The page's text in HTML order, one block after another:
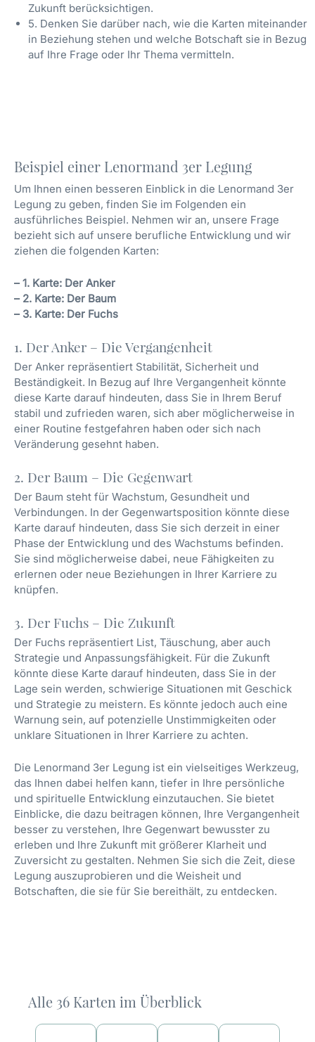
Zukunft berücksichtigen.
5. Denken Sie darüber nach, wie die Karten miteinander
in Beziehung stehen und welche Botschaft sie in Bezug
auf Ihre Frage oder Ihr Thema vermitteln.
Beispiel einer Lenormand 3er Legung
Um Ihnen einen besseren Einblick in die Lenormand 3er
Legung zu geben, finden Sie im Folgenden ein
ausführliches Beispiel. Nehmen wir an, unsere Frage
bezieht sich auf unsere berufliche Entwicklung und wir
ziehen die folgenden Karten:
– 1. Karte: Der Anker
– 2. Karte: Der Baum
– 3. Karte: Der Fuchs
1. Der Anker – Die Vergangenheit
Der Anker repräsentiert Stabilität, Sicherheit und
Beständigkeit. In Bezug auf Ihre Vergangenheit könnte
diese Karte darauf hindeuten, dass Sie in Ihrem Beruf
stabil und zufrieden waren, sich aber möglicherweise in
einer Routine festgefahren haben oder sich nach
Veränderung gesehnt haben.
2. Der Baum – Die Gegenwart
Der Baum steht für Wachstum, Gesundheit und
Verbindungen. In der Gegenwartsposition könnte diese
Karte darauf hindeuten, dass Sie sich derzeit in einer
Phase der Entwicklung und des Wachstums befinden.
Sie sind möglicherweise dabei, neue Fähigkeiten zu
erlernen oder neue Beziehungen in Ihrer Karriere zu
knüpfen.
3. Der Fuchs – Die Zukunft
Der Fuchs repräsentiert List, Täuschung, aber auch
Strategie und Anpassungsfähigkeit. Für die Zukunft
könnte diese Karte darauf hindeuten, dass Sie in der
Lage sein werden, schwierige Situationen mit Geschick
und Strategie zu meistern. Es könnte jedoch auch eine
Warnung sein, auf potenzielle Unstimmigkeiten oder
unklare Situationen in Ihrer Karriere zu achten.
Die Lenormand 3er Legung ist ein vielseitiges Werkzeug,
das Ihnen dabei helfen kann, tiefer in Ihre persönliche
und spirituelle Entwicklung einzutauchen. Sie bietet
Einblicke, die dazu beitragen können, Ihre Vergangenheit
besser zu verstehen, Ihre Gegenwart bewusster zu
erleben und Ihre Zukunft mit größerer Klarheit und
Zuversicht zu gestalten. Nehmen Sie sich die Zeit, diese
Legung auszuprobieren und die Weisheit und
Botschaften, die sie für Sie bereithält, zu entdecken.
Alle 36 Karten im Überblick